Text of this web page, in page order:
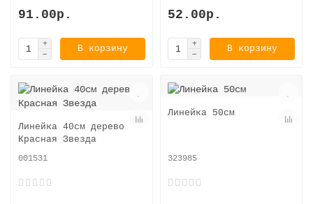
91.00р.
В корзину
52.00р.
В корзину
Линейка 40см дерево
Красная Звезда
001531
Линейка 50см
323985